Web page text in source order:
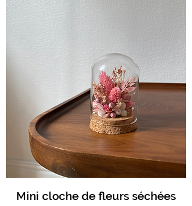
Mini cloche de fleurs séchées